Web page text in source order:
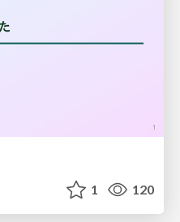
1 120